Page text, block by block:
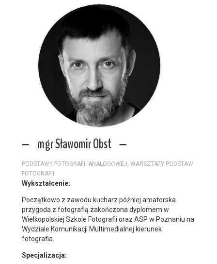
mgr Sławomir Obst
PODSTAWY FOTOGRAFII ANALOGOWEJ, WARSZTATY PODSTAW
FOTOGRAFII
Wykształcenie:
Początkowo z zawodu kucharz później amatorska
przygoda z fotografią zakończona dyplomem w
Wielkopolskiej Szkole Fotografii oraz ASP w Poznaniu na
Wydziale Komunikacji Multimedialnej kierunek
fotografia.
Specjalizacja: